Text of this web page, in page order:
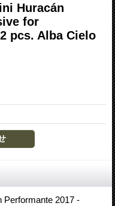
Huracán
for
pcs. Alba Cielo
Performante 2017 -